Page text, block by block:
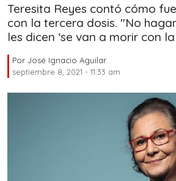
Teresita Reyes contó cómo
con la tercera dosis. "No
les dicen ‘se van a morir con
Por José Ignacio Aguilar
septiembre 8, 2021 - 11:33 am